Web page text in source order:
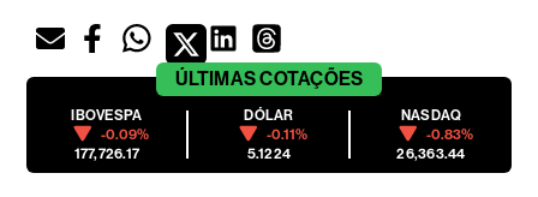
ÚLTIMASCOTAÇÕES
IBOVESPA
-0.09%
177,726.17
DÓLAR
-0.11%
5.1224
NASDAQ
-0.83%
26,363.44